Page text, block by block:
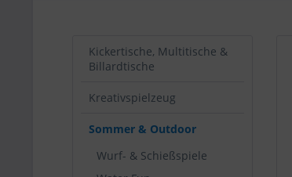
Kickertische, Multitische &
Billardtische
Kreativspielzeug
Sommer & Outdoor
Wurf- & Schießspiele